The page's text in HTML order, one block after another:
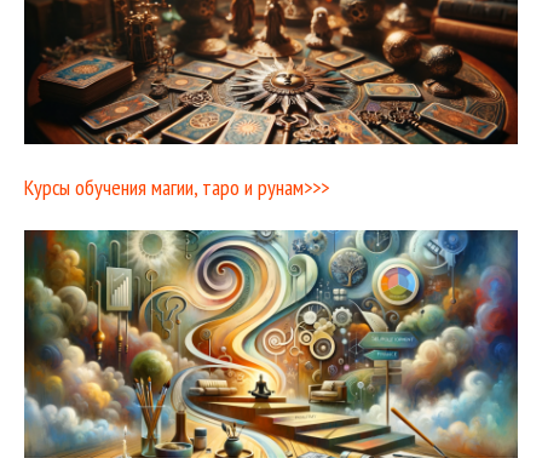
Курсы обучения магии, таро и рунам>>>